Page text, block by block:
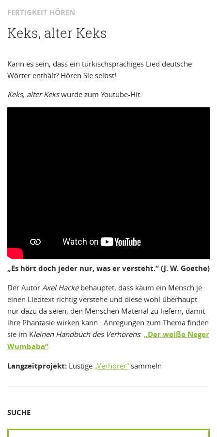
FERTIGKEIT HÖREN
Keks, alter Keks
Kann es sein, dass ein türkischsprachiges Lied deutsche
Wörter enthält? Hören Sie selbst!
Keks, alter Kekswurde zum Youtube-Hit:
„Es hört doch jeder nur, was er versteht.“ (J. W. Goethe)
Der Autor Axel Hackebehauptet, dass kaum ein Mensch je
einen Liedtext richtig verstehe und diese wohl überhaupt
nur dazu da seien, den Menschen Material zu liefern, damit
ihre Phantasie wirken kann. Anregungen zum Thema finden
sie im Kleinen Handbuch des Verhörens: „Der weiße Neger
Wumbaba“.
Langzeitprojekt: Lustige „Verhörer“ sammeln
SUCHE